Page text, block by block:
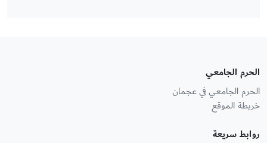
الحرم الجامعي
الحرم الجامعي في عجمان
خريطة الموقع
روابط سريعة